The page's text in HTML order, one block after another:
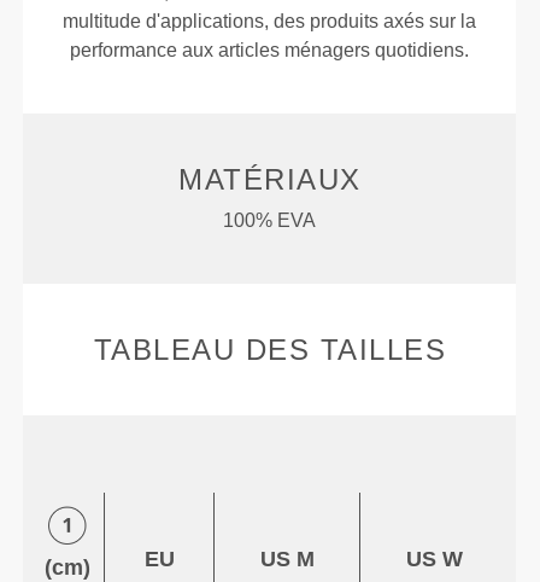
multitude d'applications, des produits axés sur la
performance aux articles ménagers quotidiens.
MATÉRIAUX
100% EVA
TABLEAU DES TAILLES
(cm)
EU US M US W